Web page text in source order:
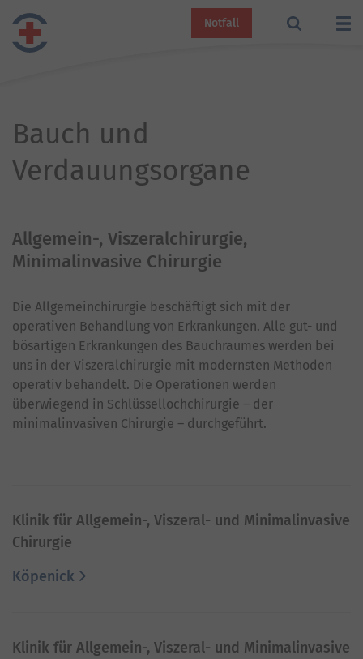
Notfall
Bauch und
Verdauungsorgane
Allgemein-, Viszeralchirurgie,
Minimalinvasive Chirurgie
Die Allgemeinchirurgie beschäftigt sich mit der
operativen Behandlung von Erkrankungen. Alle gut- und
bösartigen Erkrankungen des Bauchraumes werden bei
uns in der Viszeralchirurgie mit modernsten Methoden
operativ behandelt. Die Operationen werden
überwiegend in Schlüssellochchirurgie – der
minimalinvasiven Chirurgie – durchgeführt.
Klinik für Allgemein-, Viszeral- und Minimalinvasive
Chirurgie
Köpenick
Klinik für Allgemein-, Viszeral- und Minimalinvasive